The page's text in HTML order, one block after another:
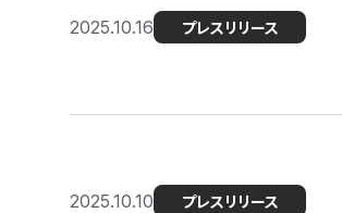
2025.10.16 プレスリリース
2025.10.10 プレスリリース